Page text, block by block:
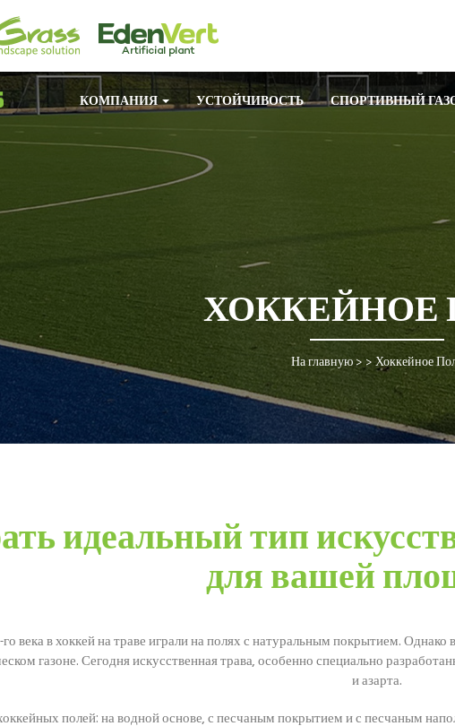
КОМПАНИЯ УСТОЙЧИВОСТЬ СПОРТИВНЫЙ
ХОККЕЙНОЕ
На главную > >Хоккейное
идеальный тип
для вашей
века в хоккей на траве играли на полях с натуральным покрытием.
газоне. Сегодня искусственная трава, особенно специально
и азарта.
полей: на водной основе, с песчаным покрытием и с песчаным